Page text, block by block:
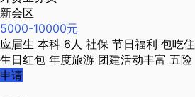
新会区
5000-10000元
应届生 本科 6人 社保 节日福利 包吃住
生日红包 年度旅游 团建活动丰富 五险
申请